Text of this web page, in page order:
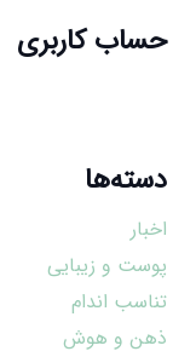
حساب کاربری
دسته‌ها
اخبار
پوست و زیبایی
تناسب اندام
ذهن و هوش